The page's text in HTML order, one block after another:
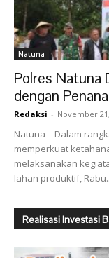
Natuna
Polres Natuna
dengan
Redaksi - November
Natuna – Dalam
memperkuat
melaksanakan
lahan produktif,
Realisasi Investasi